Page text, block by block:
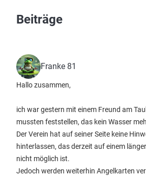
Beiträge
Franke 81
Hallo zusammen,
ich war gestern mit einem Freund am
mussten feststellen, das kein Wasser
Der Verein hat auf seiner Seite keine
hinterlassen, das derzeit auf einem
nicht möglich ist.
Jedoch werden weiterhin Angelkarten